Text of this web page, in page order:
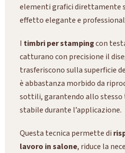
elementi grafici direttamente
effetto elegante e
I timbri per stampingcon
catturano con precisione il
trasferiscono sulla superficie
è abbastanza morbido da
sottili, garantendo allo
stabile durante l’applicazione.
Questa tecnica permette di
lavoro in salone, riduce la